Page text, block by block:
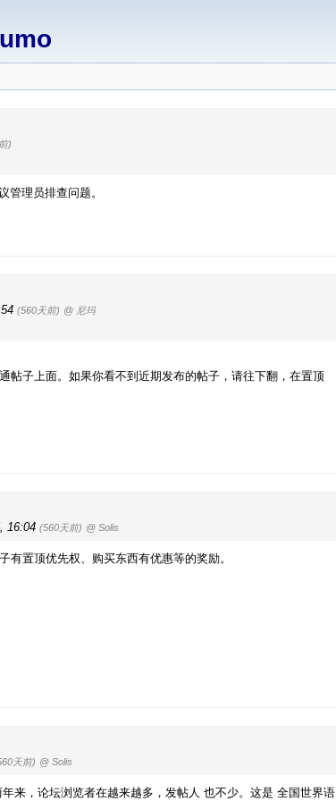
)
管理员排查问题。
(560天前) @ 尼玛
帖子上面。如果你看不到近期发布的帖子，请往下翻，在置顶
16:04 (560天前) @ Solis
置顶优先权、购买东西有优惠等的奖励。
天前) @ Solis
来，论坛浏览者在越来越多，发帖人 也不少。这是 全国世界语